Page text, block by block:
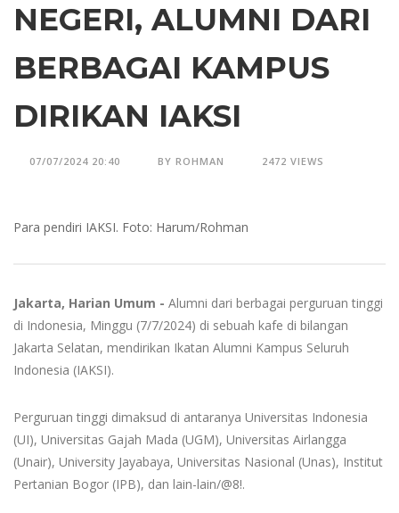
NEGERI, ALUMNI DARI
BERBAGAI KAMPUS
DIRIKAN IAKSI
07/07/2024 20:40 BY ROHMAN 2472 VIEWS
Para pendiri IAKSI. Foto: Harum/Rohman
Jakarta, Harian Umum - Alumni dari berbagai perguruan tinggi
di Indonesia, Minggu (7/7/2024) di sebuah kafe di bilangan
Jakarta Selatan, mendirikan Ikatan Alumni Kampus Seluruh
Indonesia (IAKSI).
Perguruan tinggi dimaksud di antaranya Universitas Indonesia
(UI), Universitas Gajah Mada (UGM), Universitas Airlangga
(Unair), University Jayabaya, Universitas Nasional (Unas), Institut
Pertanian Bogor (IPB), dan lain-lain/@8!.